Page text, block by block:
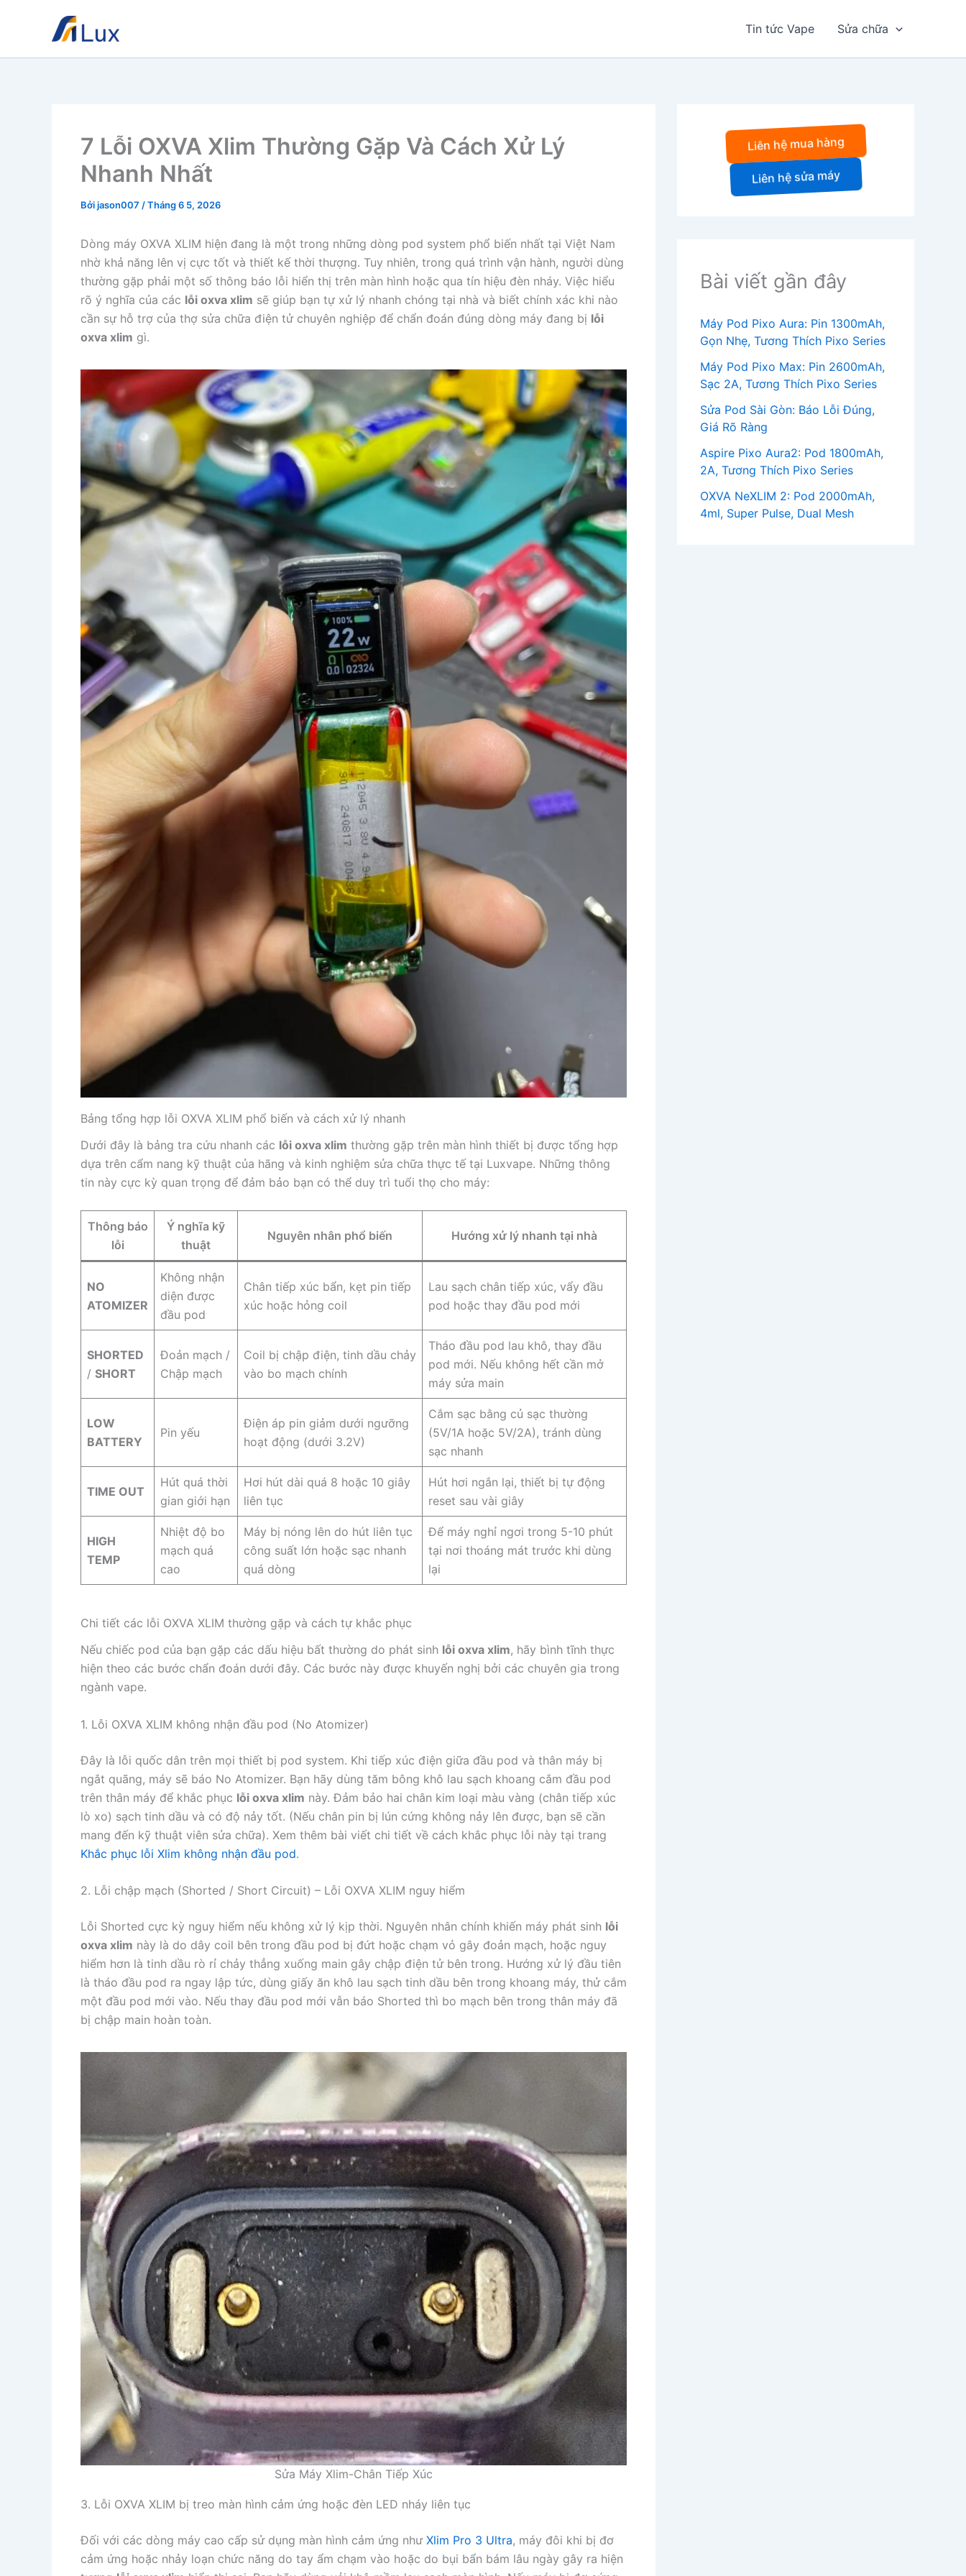
Tin tức Vape Sửa chữa
7 Lỗi OXVA Xlim Thường Gặp Và Cách Xử Lý
Nhanh Nhất
Bởijason007 /Tháng 6 5, 2026
Dòng máy OXVA XLIM hiện đang là một trong những dòng pod system phổ biến nhất tại Việt Nam
nhờ khả năng lên vị cực tốt và thiết kế thời thượng. Tuy nhiên, trong quá trình vận hành, người dùng
thường gặp phải một số thông báo lỗi hiển thị trên màn hình hoặc qua tín hiệu đèn nháy. Việc hiểu
rõ ý nghĩa của các lỗi oxva xlim sẽ giúp bạn tự xử lý nhanh chóng tại nhà và biết chính xác khi nào
cần sự hỗ trợ của thợ sửa chữa điện tử chuyên nghiệp để chẩn đoán đúng dòng máy đang bị lỗi
oxva xlim gì.
Bảng tổng hợp lỗi OXVA XLIM phổ biến và cách xử lý nhanh
Dưới đây là bảng tra cứu nhanh các lỗi oxva xlim thường gặp trên màn hình thiết bị được tổng hợp
dựa trên cẩm nang kỹ thuật của hãng và kinh nghiệm sửa chữa thực tế tại Luxvape. Những thông
tin này cực kỳ quan trọng để đảm bảo bạn có thể duy trì tuổi thọ cho máy:
Thông báo
lỗi
Ý nghĩa kỹ
thuật
Nguyên nhân phổ biến Hướng xử lý nhanh tại nhà
NO
ATOMIZER
Không nhận
diện được
đầu pod
Chân tiếp xúc bẩn, kẹt pin tiếp
xúc hoặc hỏng coil
Lau sạch chân tiếp xúc, vẩy đầu
pod hoặc thay đầu pod mới
SHORTED
/ SHORT
Đoản mạch /
Chập mạch
Coil bị chập điện, tinh dầu chảy
vào bo mạch chính
Tháo đầu pod lau khô, thay đầu
pod mới. Nếu không hết cần mở
máy sửa main
LOW
BATTERY
Pin yếu
Điện áp pin giảm dưới ngưỡng
hoạt động (dưới 3.2V)
Cắm sạc bằng củ sạc thường
(5V/1A hoặc 5V/2A), tránh dùng
sạc nhanh
TIME OUT
Hút quá thời
gian giới hạn
Hơi hút dài quá 8 hoặc 10 giây
liên tục
Hút hơi ngắn lại, thiết bị tự động
reset sau vài giây
HIGH
TEMP
Nhiệt độ bo
mạch quá
cao
Máy bị nóng lên do hút liên tục
công suất lớn hoặc sạc nhanh
quá dòng
Để máy nghỉ ngơi trong 5-10 phút
tại nơi thoáng mát trước khi dùng
lại
Chi tiết các lỗi OXVA XLIM thường gặp và cách tự khắc phục
Nếu chiếc pod của bạn gặp các dấu hiệu bất thường do phát sinh lỗi oxva xlim, hãy bình tĩnh thực
hiện theo các bước chẩn đoán dưới đây. Các bước này được khuyến nghị bởi các chuyên gia trong
ngành vape.
1. Lỗi OXVA XLIM không nhận đầu pod (No Atomizer)
Đây là lỗi quốc dân trên mọi thiết bị pod system. Khi tiếp xúc điện giữa đầu pod và thân máy bị
ngắt quãng, máy sẽ báo No Atomizer. Bạn hãy dùng tăm bông khô lau sạch khoang cắm đầu pod
trên thân máy để khắc phục lỗi oxva xlim này. Đảm bảo hai chân kim loại màu vàng (chân tiếp xúc
lò xo) sạch tinh dầu và có độ nảy tốt. (Nếu chân pin bị lún cứng không nảy lên được, bạn sẽ cần
mang đến kỹ thuật viên sửa chữa). Xem thêm bài viết chi tiết về cách khắc phục lỗi này tại trang
Khắc phục lỗi Xlim không nhận đầu pod.
2. Lỗi chập mạch (Shorted / Short Circuit) – Lỗi OXVA XLIM nguy hiểm
Lỗi Shorted cực kỳ nguy hiểm nếu không xử lý kịp thời. Nguyên nhân chính khiến máy phát sinh lỗi
oxva xlim này là do dây coil bên trong đầu pod bị đứt hoặc chạm vỏ gây đoản mạch, hoặc nguy
hiểm hơn là tinh dầu rò rỉ chảy thẳng xuống main gây chập điện tử bên trong. Hướng xử lý đầu tiên
là tháo đầu pod ra ngay lập tức, dùng giấy ăn khô lau sạch tinh dầu bên trong khoang máy, thử cắm
một đầu pod mới vào. Nếu thay đầu pod mới vẫn báo Shorted thì bo mạch bên trong thân máy đã
bị chập main hoàn toàn.
Sửa Máy Xlim-Chân Tiếp Xúc
3. Lỗi OXVA XLIM bị treo màn hình cảm ứng hoặc đèn LED nháy liên tục
Đối với các dòng máy cao cấp sử dụng màn hình cảm ứng như Xlim Pro 3 Ultra, máy đôi khi bị đơ
cảm ứng hoặc nhảy loạn chức năng do tay ẩm chạm vào hoặc do bụi bẩn bám lâu ngày gây ra hiện
Liên hệ mua hàng
Liên hệ sửa máy
Bài viết gần đây
Máy Pod Pixo Aura: Pin 1300mAh,
Gọn Nhẹ, Tương Thích Pixo Series
Máy Pod Pixo Max: Pin 2600mAh,
Sạc 2A, Tương Thích Pixo Series
Sửa Pod Sài Gòn: Báo Lỗi Đúng,
Giá Rõ Ràng
Aspire Pixo Aura2: Pod 1800mAh,
2A, Tương Thích Pixo Series
OXVA NeXLIM 2: Pod 2000mAh,
4ml, Super Pulse, Dual Mesh